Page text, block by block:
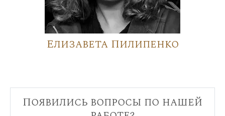
Елизавета Пилипенко
Появились вопросы по нашей